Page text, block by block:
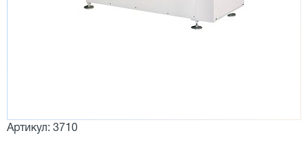
Артикул: 3710